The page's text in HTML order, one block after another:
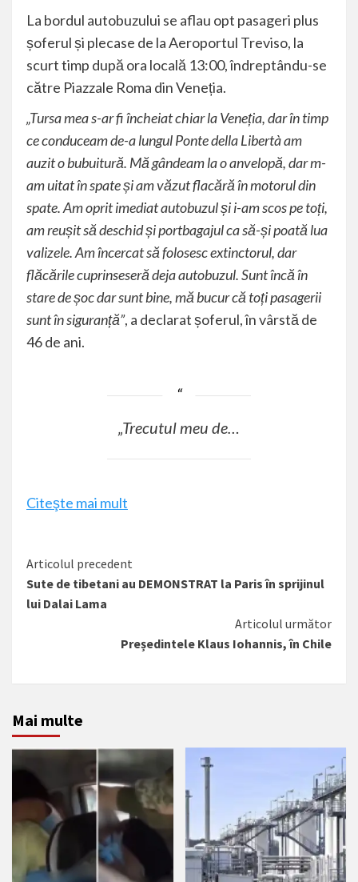
La bordul autobuzului se aflau opt pasageri plus
șoferul și plecase de la Aeroportul Treviso, la
scurt timp după ora locală 13:00, îndreptându-se
către Piazzale Roma din Veneția.
„Tursa mea s-ar fi încheiat chiar la Veneția, dar în timp
ce conduceam de-a lungul Ponte della Libertà am
auzit o bubuitură. Mă gândeam la o anvelopă, dar m-
am uitat în spate și am văzut flacără în motorul din
spate. Am oprit imediat autobuzul și i-am scos pe toți,
am reușit să deschid și portbagajul ca să-și poată lua
valizele. Am încercat să folosesc extinctorul, dar
flăcările cuprinseseră deja autobuzul. Sunt încă în
stare de șoc dar sunt bine, mă bucur că toți pasagerii
sunt în siguranță”, a declarat șoferul, în vârstă de
46 ​​de ani.
„Trecutul meu de…
Citeşte mai mult
Citește
mai
mult
Articolul precedent
Sute de tibetani au DEMONSTRAT la Paris în sprijinul
lui Dalai Lama
Articolul următor
Președintele Klaus Iohannis, în Chile
Mai multe